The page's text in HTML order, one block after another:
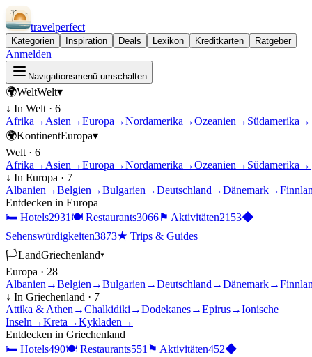
travelperfect
Kategorien Inspiration Deals Lexikon Kreditkarten Ratgeber
Anmelden
Navigationsmenü umschalten
🌍WeltWelt▾
↓ In Welt · 6
Afrika → Asien →Europa →Nordamerika →Ozeanien → Südamerika →
🌍KontinentEuropa▾
Welt · 6
Afrika → Asien →Europa →Nordamerika →Ozeanien → Südamerika →
↓ In Europa · 7
Albanien →Belgien →Bulgarien →Deutschland →Dänemark→
Entdecken in Europa
🛏 Hotels2931 🍽 Restaurants3066⚑ Aktivitäten2153◆
Sehenswürdigkeiten3873★ Trips & Guides
🏳LandGriechenland▾
Europa · 28
Albanien →Belgien →Bulgarien →Deutschland →Dänemark→
↓ In Griechenland · 7
Attika & Athen →Chalkidiki →Dodekanes→Epirus→Ionische
Inseln →Kreta →Kykladen →
Entdecken in Griechenland
🛏 Hotels490🍽 Restaurants551 ⚑ Aktivitäten452◆